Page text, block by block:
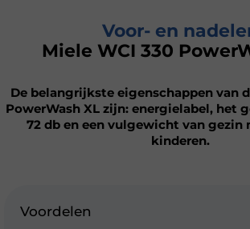
Voor- en
Miele WCI 330
De belangrijkste eigenschappen van
PowerWash XL zijn: energielabel, het
72 db en een vulgewicht van gezin
kinderen.
Voordelen